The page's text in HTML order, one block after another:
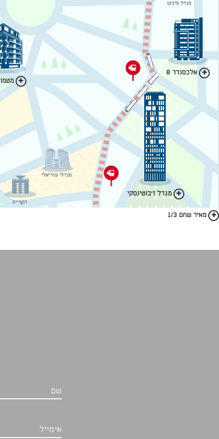
מאיר שחם 1/3
מגדל ז'בוטינסקי
אלכסנדר 8
שם
אימייל